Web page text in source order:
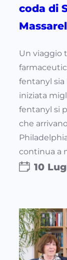
coda di
Un viaggio
fentanyl sia
iniziata
fentanyl si
che
continua a
10